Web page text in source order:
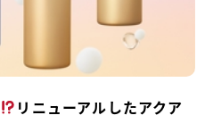
リニューアルしたアクア